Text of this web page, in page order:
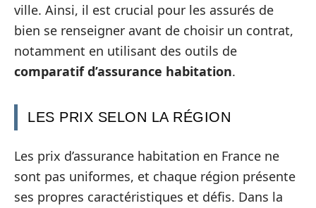
ville. Ainsi, il est crucial pour les assurés de
bien se renseigner avant de choisir un contrat,
notamment en utilisant des outils de
comparatif d’assurance habitation.
LES PRIX SELON LA RÉGION
Les prix d’assurance habitation en France ne
sont pas uniformes, et chaque région présente
ses propres caractéristiques et défis. Dans la